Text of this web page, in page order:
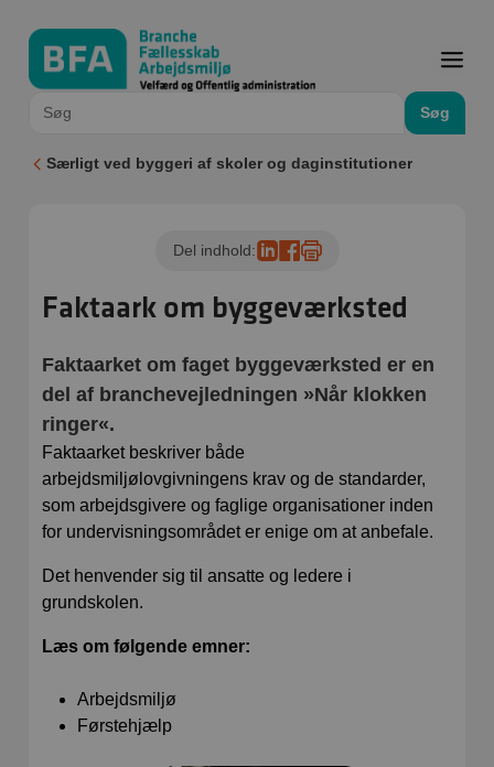
Søg
Særligt ved byggeri af skoler og daginstitutioner
Faktaark om byggeværksted
Del indhold:
Faktaarket om faget byggeværksted er en
del af branchevejledningen »Når klokken
ringer«.
Faktaarket beskriver både
arbejdsmiljølovgivningens krav og de standarder,
som arbejdsgivere og faglige organisationer inden
for undervisningsområdet er enige om at anbefale.
Det henvender sig til ansatte og ledere i
grundskolen.
Læs om følgende emner:
Arbejdsmiljø
Førstehjælp